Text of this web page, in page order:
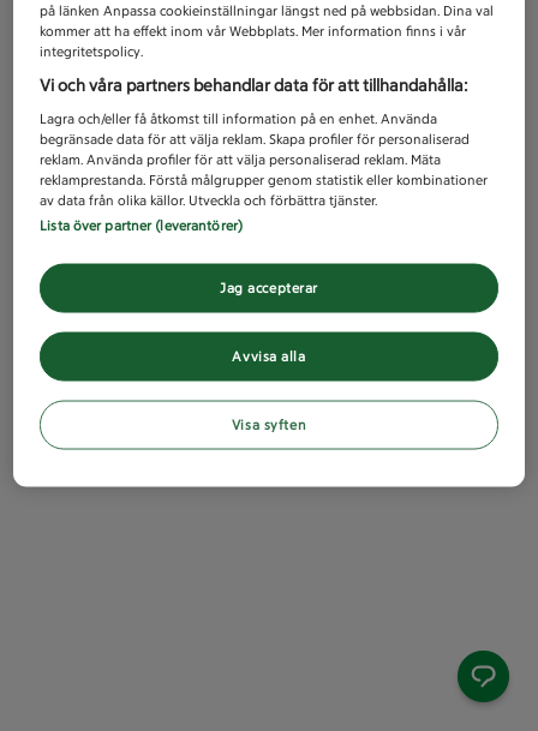
på länken Anpassa cookieinställningar längst ned på webbsidan. Dina val
kommer att ha effekt inom vår Webbplats. Mer information finns i vår
integritetspolicy.
Vi och våra partners behandlar data för att tillhandahålla:
Lagra och/eller få åtkomst till information på en enhet. Använda
begränsade data för att välja reklam. Skapa profiler för personaliserad
reklam. Använda profiler för att välja personaliserad reklam. Mäta
reklamprestanda. Förstå målgrupper genom statistik eller kombinationer
av data från olika källor. Utveckla och förbättra tjänster.
Lista över partner (leverantörer)
Avvisa alla
Jag accepterar
Visa syften